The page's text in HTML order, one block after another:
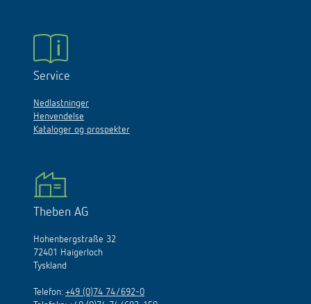
Service
Nedlastninger
Henvendelse
Kataloger og prospekter
Theben AG
Hohenbergstraße 32
72401 Haigerloch
Tyskland
Telefon: +49 (0)74 74/692-0